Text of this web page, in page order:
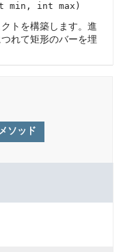
min, int max)
トを構築します。進
れて矩形のバーを埋
ソッド